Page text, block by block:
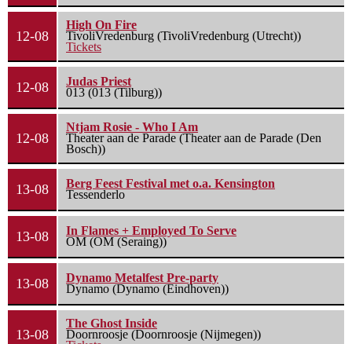
12-08
High On Fire
TivoliVredenburg (TivoliVredenburg (Utrecht))
Tickets
12-08
Judas Priest
013 (013 (Tilburg))
12-08
Ntjam Rosie - Who I Am
Theater aan de Parade (Theater aan de Parade (Den
Bosch))
13-08
Berg Feest Festival met o.a. Kensington
Tessenderlo
13-08
In Flames + Employed To Serve
OM (OM (Seraing))
13-08
Dynamo Metalfest Pre-party
Dynamo (Dynamo (Eindhoven))
13-08
The Ghost Inside
Doornroosje (Doornroosje (Nijmegen))